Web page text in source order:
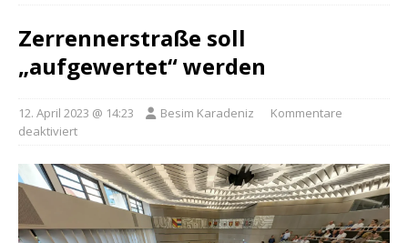
Zerrennerstraße soll
„aufgewertet“ werden
12. April 2023 @ 14:23 Besim Karadeniz
Kommentare
deaktiviert